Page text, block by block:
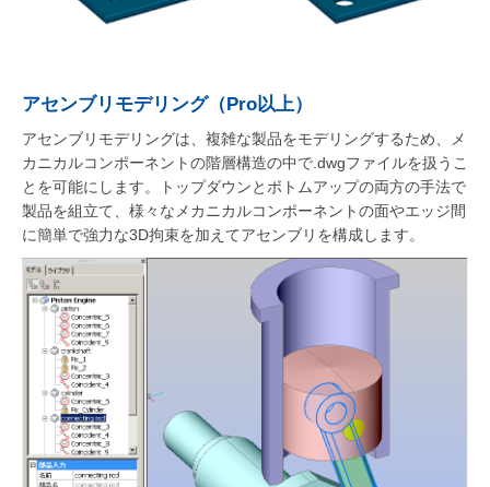
アセンブリモデリング（Pro以上）
アセンブリモデリングは、複雑な製品をモデリングするため、メ
カニカルコンポーネントの階層構造の中で.dwgファイルを扱うこ
とを可能にします。トップダウンとボトムアップの両方の手法で
製品を組立て、様々なメカニカルコンポーネントの面やエッジ間
に簡単で強力な3D拘束を加えてアセンブリを構成します。